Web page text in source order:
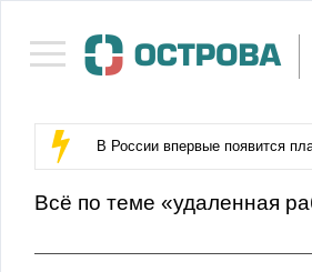
В России впервые появится
Всё по теме «удаленная